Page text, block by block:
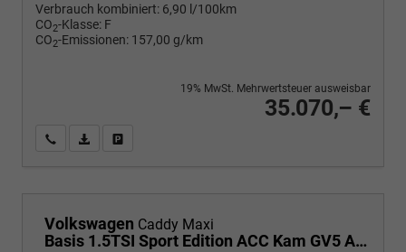
Verbrauch kombiniert: 6,90 l/100km
CO2-Klasse: F
CO2-Emissionen: 157,00 g/km
35.070,– €
19% MwSt. Mehrwertsteuer ausweisbar
Wir rufen Sie anPDF-Fahrzeugexposé drucken
Volkswagen Caddy Maxi
Basis 1.5TSI Sport Edition ACC Kam GV5 App AHK Reling